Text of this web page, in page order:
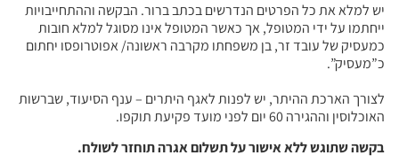
יש למלא את כל הפרטים הנדרשים בכתב ברור. הבקשה וההתחייבויות
ייחתמו על ידי המטופל, אך כאשר המטופל אינו מסוגל למלא חובות
כמעסיק של עובד זר, בן משפחתו מקרבה ראשונה/ אפוטרופסו יחתום
כ”מעסיק”.
לצורך הארכת ההיתר, יש לפנות לאגף היתרים – ענף הסיעוד, שברשות
האוכלוסין וההגירה 60 יום לפני מועד פקיעת תוקפו.
בקשה שתוגש ללא אישור על תשלום אגרה תוחזר לשולח.